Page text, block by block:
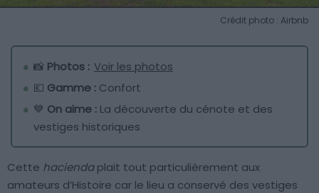
Crédit photo : Airbnb
📸 Photos : Voir les photos
💶 Gamme : Confort
💙 On aime : La découverte du cénote et des
vestiges historiques
Cette haciendaplait tout particulièrement aux
amateurs d’Histoire car le lieu a conservé des vestiges